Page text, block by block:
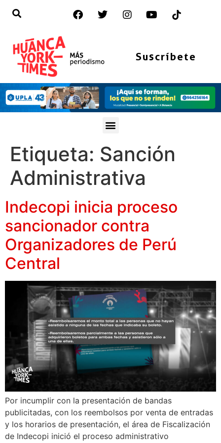
Suscríbete
Etiqueta: Sanción
Administrativa
Indecopi inicia proceso
sancionador contra
Organizadores de Perú
Central
Por incumplir con la presentación de bandas
publicitadas, con los reembolsos por venta de entradas
y los horarios de presentación, el área de Fiscalización
de Indecopi inició el proceso administrativo